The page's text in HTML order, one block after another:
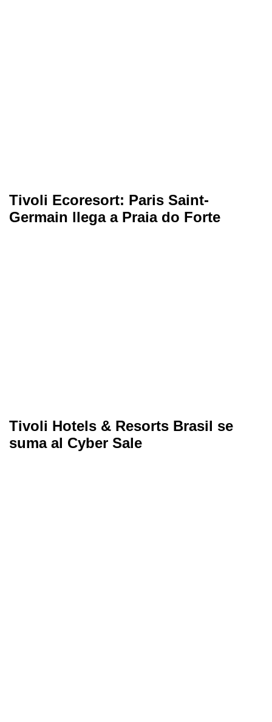
Tivoli Ecoresort: Paris Saint-
Germain llega a Praia do Forte
Tivoli Hotels & Resorts Brasil se
suma al Cyber Sale